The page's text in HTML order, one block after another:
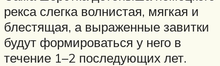
рекса слегка волнистая, мягкая и
блестящая, а выраженные завитки
будут формироваться у него в
течение 1–2 последующих лет.